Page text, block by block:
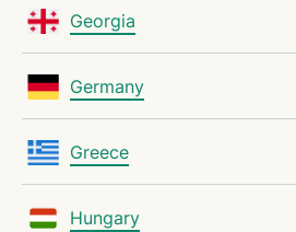
Georgia
Germany
Greece
Hungary